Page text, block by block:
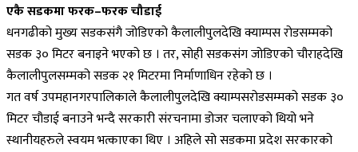
एकै सडकमा फरक–फरक चौडाई
धनगढीको मुख्य सडकसंगै जोडिएको कैलालीपुलदेखि क्याम्पस रोडसम्मको
सडक ३० मिटर बनाइने भएको छ । तर, सोही सडकसंग जोडिएको चौराहदेखि
कैलालीपुलसम्मको सडक २१ मिटरमा निर्माणाधिन रहेको छ ।
गत वर्ष उपमहानगरपालिकाले कैलालीपुलदेखि क्याम्पसरोडसम्मको सडक ३०
मिटर चौडाई बनाउने भन्दै सरकारी संरचनामा डोजर चलाएको थियो भने
स्थानीयहरुले स्वयम भत्काएका थिए । अहिले सो सडकमा प्रदेश सरकारको